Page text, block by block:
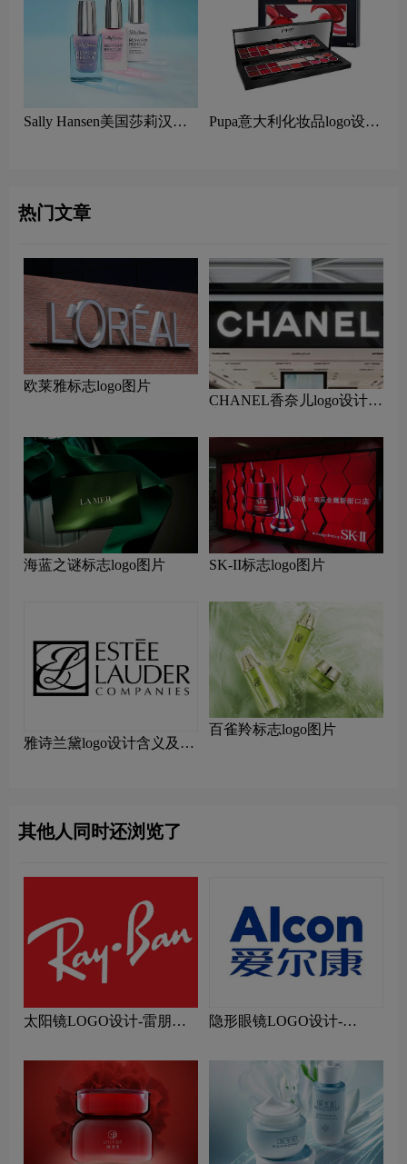
Sally Hansen美国莎莉汉森
Pupa意大利化妆品logo设计
热门文章
欧莱雅标志logo图片
CHANEL香奈儿logo设计含
海蓝之谜标志logo图片 SK-II标志logo图片
雅诗兰黛logo设计含义及设
百雀羚标志logo图片
其他人同时还浏览了
太阳镜LOGO设计-雷朋品
隐形眼镜LOGO设计-